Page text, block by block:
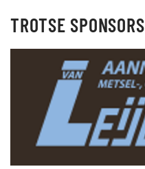
TROTSE SPONSORS